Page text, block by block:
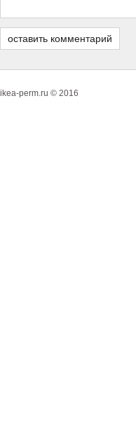
ikea-perm.ru © 2016